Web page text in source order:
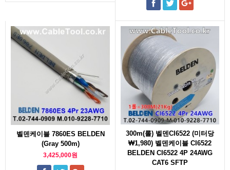
벨덴케이블 7860ES BELDEN
(Gray 500m)
3,425,000원
300m(롤) 벨덴CI6522 (미터당
₩1,980) 벨덴케이블 CI6522
BELDEN CI6522 4P 24AWG
CAT6 SFTP